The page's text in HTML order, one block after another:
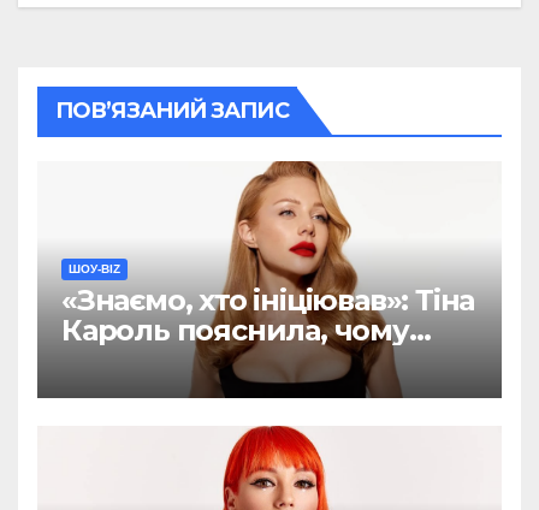
ПОВ’ЯЗАНИЙ ЗАПИС
ШОУ-BIZ
«Знаємо, хто ініціював»: Тіна
Кароль пояснила, чому
хейт навколо її пісні був
спланований (ФОТО)